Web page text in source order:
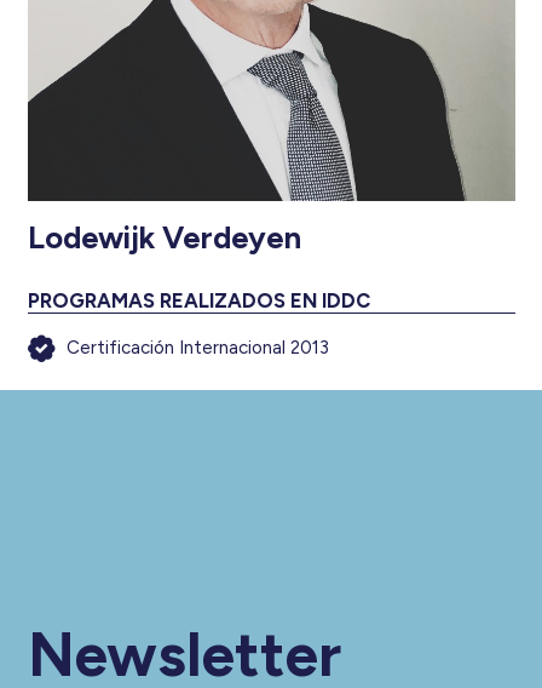
Lodewijk Verdeyen
PROGRAMAS REALIZADOS EN IDDC
Certificación Internacional 2013
Newsletter